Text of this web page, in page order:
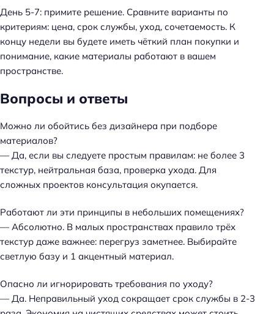
День 5-7: примите решение. Сравните варианты по
критериям: цена, срок службы, уход, сочетаемость. К
концу недели вы будете иметь чёткий план покупки и
понимание, какие материалы работают в вашем
пространстве.
Вопросы и ответы
Можно ли обойтись без дизайнера при подборе
материалов?
— Да, если вы следуете простым правилам: не более 3
текстур, нейтральная база, проверка ухода. Для
сложных проектов консультация окупается.
Работают ли эти принципы в небольших помещениях?
— Абсолютно. В малых пространствах правило трёх
текстур даже важнее: перегруз заметнее. Выбирайте
светлую базу и 1 акцентный материал.
Опасно ли игнорировать требования по уходу?
— Да. Неправильный уход сокращает срок службы в 2-3